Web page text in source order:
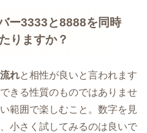
ー3333と8888を同時
りますか？
れと相性が良いと言われます
きる性質のものではありませ
範囲で楽しむこと。数字を見
小さく試してみるのは良いで